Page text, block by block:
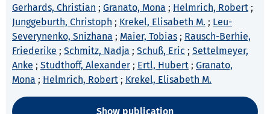
Gerhards, Christian ; Granato, Mona ; Helmrich, Robert ;
Junggeburth, Christoph ; Krekel, Elisabeth M. ; Leu-
Severynenko, Snizhana ; Maier, Tobias ; Rausch-Berhie,
Friederike ; Schmitz, Nadja ; Schuß, Eric ; Settelmeyer,
Anke ; Studthoff, Alexander ; Ertl, Hubert ; Granato,
Mona ; Helmrich, Robert ; Krekel, Elisabeth M.
Show publication